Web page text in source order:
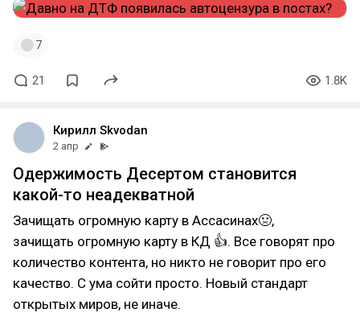
7
21 1.8K
Кирилл Skvodan
2 апр
Одержимость Десертом становится
какой-то неадекватной
Зачищать огромную карту в Ассасинах🤢,
зачищать огромную карту в КД 👍. Все говорят про
количество контента, но никто не говорит про его
качество. С ума сойти просто. Новый стандарт
открытых миров, не иначе.